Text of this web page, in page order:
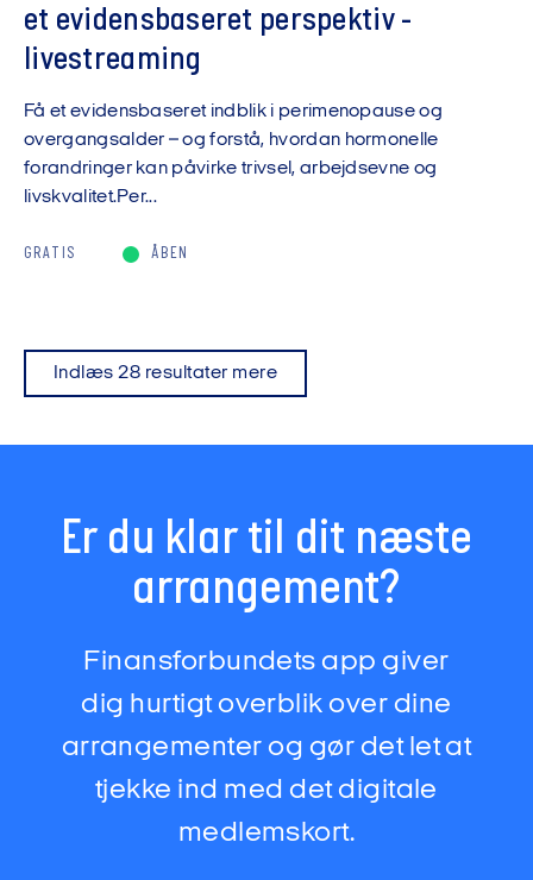
et evidensbaseret perspektiv -
livestreaming
Få et evidensbaseret indblik i perimenopause og
overgangsalder – og forstå, hvordan hormonelle
forandringer kan påvirke trivsel, arbejdsevne og
livskvalitet.Per...
GRATIS ÅBEN
Indlæs 28 resultater mere
Er du klar til dit næste
arrangement?
Finansforbundets app giver
dig hurtigt overblik over dine
arrangementer og gør det let at
tjekke ind med det digitale
medlemskort.